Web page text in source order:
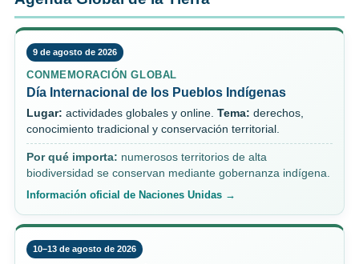
9 de agosto de 2026
CONMEMORACIÓN GLOBAL
Día Internacional de los Pueblos Indígenas
Lugar: actividades globales y online. Tema: derechos,
conocimiento tradicional y conservación territorial.
Por qué importa: numerosos territorios de alta
biodiversidad se conservan mediante gobernanza indígena.
Información oficial de Naciones Unidas →
10–13 de agosto de 2026